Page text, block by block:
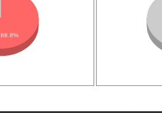
88.8%